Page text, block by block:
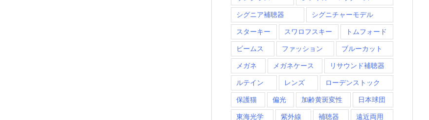
シグニア補聴器 シグニチャーモデル
スターキー スワロフスキー トムフォード
ビームス ファッション ブルーカット
メガネ メガネケース リサウンド補聴器
ルテイン レンズ ローデンストック
保護猫 偏光 加齢黄斑変性 日本球団
東海光学 紫外線 補聴器 遠近両用